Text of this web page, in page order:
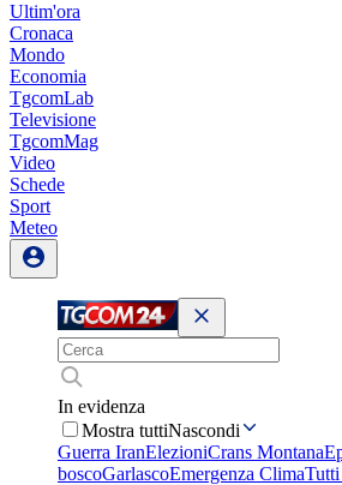
Ultim'ora
Cronaca
Mondo
Economia
TgcomLab
Televisione
TgcomMag
Video
Schede
Sport
Meteo
In evidenza
Mostra tuttiNascondi
Guerra IranElezioniCrans Montana
boscoGarlascoEmergenza ClimaTutti